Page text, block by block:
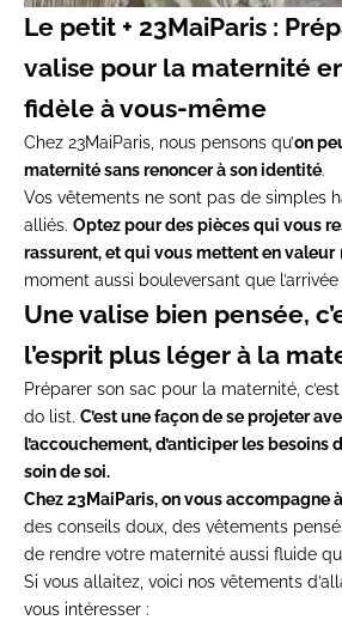
Le petit + 23MaiParis :
valise pour la maternité
fidèle à vous-même
Chez 23MaiParis, nous pensons qu’on
maternité sans renoncer à son identité.
Vos vêtements ne sont pas de simples
alliés. Optez pour des pièces qui vous
rassurent, et qui vous mettent en valeur
moment aussi bouleversant que l’arrivée
Une valise bien pensée,
l’esprit plus léger à la
Préparer son sac pour la maternité,
do list. C’est une façon de se projeter
l’accouchement, d’anticiper les besoins
soin de soi.
Chez 23MaiParis, on vous accompagne
des conseils doux, des vêtements
de rendre votre maternité aussi fluide
Si vous allaitez, voici nos vêtements
vous intéresser :